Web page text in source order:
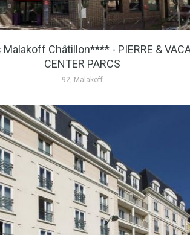
Malakoff Châtillon**** - PIERRE &
CENTER PARCS
92, Malakoff